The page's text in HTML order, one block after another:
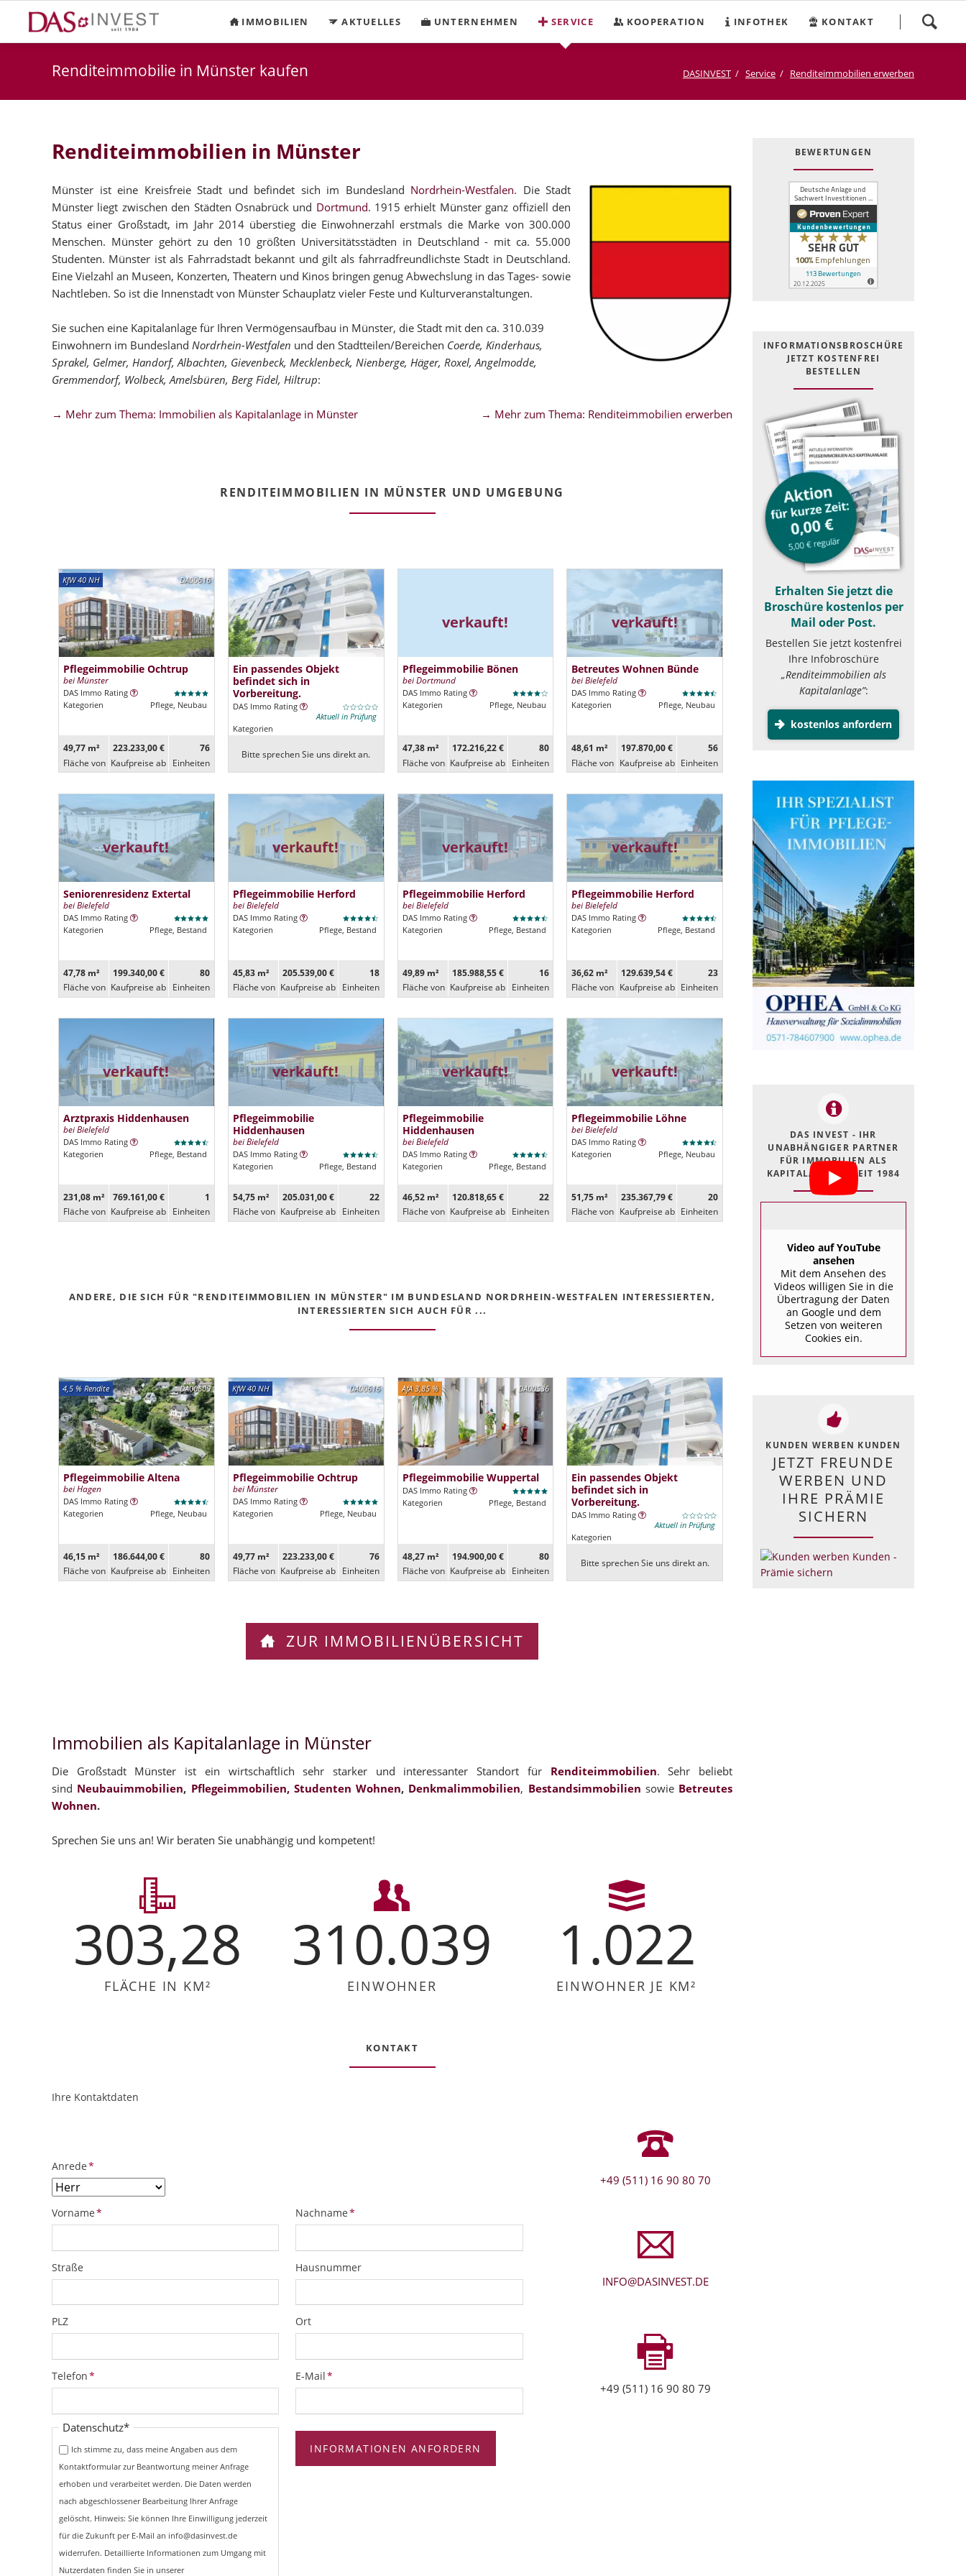
überspringen
IMMOBILIEN AKTUELLES UNTERNEHMEN SERVICE KOOPERATION INFOTHEK KONTAKT
Renditeimmobilie in Münster kaufen DASINVEST Service Renditeimmobilien erwerben
Renditeimmobilien in Münster
Münster ist eine Kreisfreie Stadt und befindet sich im Bundesland Nordrhein-Westfalen. Die Stadt
Münster liegt zwischen den Städten Osnabrück und Dortmund. 1915 erhielt Münster ganz offiziell den
Status einer Großstadt, im Jahr 2014 überstieg die Einwohnerzahl erstmals die Marke von 300.000
Menschen. Münster gehört zu den 10 größten Universitätsstädten in Deutschland - mit ca. 55.000
Studenten. Münster ist als Fahrradstadt bekannt und gilt als fahrradfreundlichste Stadt in Deutschland.
Eine Vielzahl an Museen, Konzerten, Theatern und Kinos bringen genug Abwechslung in das Tages- sowie
Nachtleben. So ist die Innenstadt von Münster Schauplatz vieler Feste und Kulturveranstaltungen.
Sie suchen eine Kapitalanlage für Ihren Vermögensaufbau in Münster, die Stadt mit den ca. 310.039
Einwohnern im Bundesland Nordrhein-Westfalen und den Stadtteilen/Bereichen Coerde, Kinderhaus,
Sprakel, Gelmer, Handorf, Albachten, Gievenbeck, Mecklenbeck, Nienberge, Häger, Roxel, Angelmodde,
Gremmendorf, Wolbeck, Amelsbüren, Berg Fidel, Hiltrup:
→ Mehr zum Thema: Immobilien als Kapitalanlage in Münster → Mehr zum Thema: Renditeimmobilien erwerben
RENDITEIMMOBILIEN IN MÜNSTER UND UMGEBUNG
DA00616
KfW 40 NH
Pflegeimmobilie Ochtrup
bei Münster
DAS Immo Rating
Kategorien
Pflege, Neubau
49,77 m²
Fläche von
223.233,00 €
Kaufpreise ab
76
Ein­heiten
Ein passendes Objekt
befindet sich in
Vorbereitung.
DAS Immo Rating
Aktuell in Prüfung
Kategorien
Bitte sprechen Sie uns direkt an.
verkauft!
Pflegeimmobilie Bönen
bei Dortmund
DAS Immo Rating
Kategorien
Pflege, Neubau
47,38 m²
Fläche von
172.216,22 €
Kaufpreise ab
80
Ein­heiten
verkauft!
Betreutes Wohnen Bünde
bei Bielefeld
DAS Immo Rating
Kategorien
Pflege, Neubau
48,61 m²
Fläche von
197.870,00 €
Kaufpreise ab
56
Ein­heiten
verkauft!
Seniorenresidenz Extertal
bei Bielefeld
DAS Immo Rating
Kategorien
Pflege, Bestand
47,78 m²
Fläche von
199.340,00 €
Kaufpreise ab
80
Ein­heiten
verkauft!
Pflegeimmobilie Herford
bei Bielefeld
DAS Immo Rating
Kategorien
Pflege, Bestand
45,83 m²
Fläche von
205.539,00 €
Kaufpreise ab
18
Ein­heiten
verkauft!
Pflegeimmobilie Herford
bei Bielefeld
DAS Immo Rating
Kategorien
Pflege, Bestand
49,89 m²
Fläche von
185.988,55 €
Kaufpreise ab
16
Ein­heiten
verkauft!
Pflegeimmobilie Herford
bei Bielefeld
DAS Immo Rating
Kategorien
Pflege, Bestand
36,62 m²
Fläche von
129.639,54 €
Kaufpreise ab
23
Ein­heiten
verkauft!
Arztpraxis Hiddenhausen
bei Bielefeld
DAS Immo Rating
Kategorien
Pflege, Bestand
231,08 m²
Fläche von
769.161,00 €
Kaufpreise ab
1
Ein­heiten
verkauft!
Pflegeimmobilie
Hiddenhausen
bei Bielefeld
DAS Immo Rating
Kategorien
Pflege, Bestand
54,75 m²
Fläche von
205.031,00 €
Kaufpreise ab
22
Ein­heiten
verkauft!
Pflegeimmobilie
Hiddenhausen
bei Bielefeld
DAS Immo Rating
Kategorien
Pflege, Bestand
46,52 m²
Fläche von
120.818,65 €
Kaufpreise ab
22
Ein­heiten
verkauft!
Pflegeimmobilie Löhne
bei Bielefeld
DAS Immo Rating
Kategorien
Pflege, Neubau
51,75 m²
Fläche von
235.367,79 €
Kaufpreise ab
20
Ein­heiten
ANDERE, DIE SICH FÜR "RENDITEIMMOBILIEN IN MÜNSTER" IM BUNDESLAND NORDRHEIN-WESTFALEN INTERESSIERTEN,
INTERESSIERTEN SICH AUCH FÜR ...
DA00609
4,5 % Rendite
Pflegeimmobilie Altena
bei Hagen
DAS Immo Rating
Kategorien
Pflege, Neubau
46,15 m²
Fläche von
186.644,00 €
Kaufpreise ab
80
Ein­heiten
DA00616
KfW 40 NH
Pflegeimmobilie Ochtrup
bei Münster
DAS Immo Rating
Kategorien
Pflege, Neubau
49,77 m²
Fläche von
223.233,00 €
Kaufpreise ab
76
Ein­heiten
DA00536
AfA 3,85 %
Pflegeimmobilie Wuppertal
DAS Immo Rating
Kategorien
Pflege, Bestand
48,27 m²
Fläche von
194.900,00 €
Kaufpreise ab
80
Ein­heiten
Ein passendes Objekt
befindet sich in
Vorbereitung.
DAS Immo Rating
Aktuell in Prüfung
Kategorien
Bitte sprechen Sie uns direkt an.
ZUR IMMOBILIENÜBERSICHT
Immobilien als Kapitalanlage in Münster
Die Großstadt Münster ist ein wirtschaftlich sehr starker und interessanter Standort für Renditeimmobilien. Sehr beliebt
sind Neubauimmobilien, Pflegeimmobilien, Studenten Wohnen, Denkmalimmobilien, Bestandsimmobilien sowie Betreutes
Wohnen.
Sprechen Sie uns an! Wir beraten Sie unabhängig und kompetent!
303,28
FLÄCHE IN KM²
310.039
EINWOHNER
1.022
EINWOHNER JE KM²
KONTAKT
ObjektPlatzhalter
URL
Ihre Kontaktdaten
Pflichtfeld
Anrede*
Pflichtfeld
Vorname* Pflichtfeld
Nachname*
Straße Hausnummer
PLZ Ort
Pflichtfeld
Telefon* Pflichtfeld
E-Mail*
Pflichtfeld
Datenschutz*
Ich stimme zu, dass meine Angaben aus dem
Kontaktformular zur Beantwortung meiner Anfrage
erhoben und verarbeitet werden. Die Daten werden
nach abgeschlossener Bearbeitung Ihrer Anfrage
gelöscht. Hinweis: Sie können Ihre Einwilligung jederzeit
für die Zukunft per E-Mail an info@dasinvest.de
widerrufen. Detaillierte Informationen zum Umgang mit
Nutzerdaten finden Sie in unserer
INFORMATIONEN ANFORDERN
+49 (511) 16 90 80 70
INFO@DASINVEST.DE
+49 (511) 16 90 80 79
BEWERTUNGEN
INFOR­MATIONS­BROSCHÜRE
JETZT KOSTEN­FREI
BESTELLEN
Erhalten Sie jetzt die
Broschüre kostenlos per
Mail oder Post.
Bestellen Sie jetzt kostenfrei
Ihre Infobroschüre
„Renditeimmobilien als
Kapitalanlage”:
kostenlos anfordern
DAS INVEST - IHR
UNABHÄNGIGER PARTNER
FÜR IMMOBILIEN ALS
KAPITALANLAGE SEIT 1984
Video auf YouTube
ansehen
Mit dem Ansehen des
Videos willigen Sie in die
Übertragung der Daten
an Google und dem
Setzen von weiteren
Cookies ein.
KUNDEN WERBEN KUNDEN
JETZT FREUNDE
WERBEN UND
IHRE PRÄMIE
SICHERN